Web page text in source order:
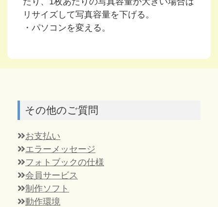
リサイズして写真容量を下げる。
・パソコンを変える。
その他のご質問
お支払い
エラーメッセージ
フォトブックの仕様
会員サービス
制作ソフト
動作環境